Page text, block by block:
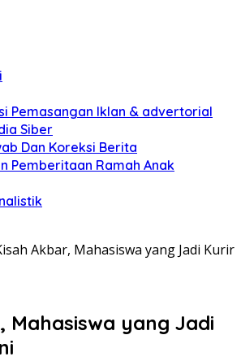
Pemasangan Iklan & advertorial
Siber
Dan Koreksi Berita
Pemberitaan Ramah Anak
Akbar, Mahasiswa yang Jadi Kurir
Mahasiswa yang Jadi